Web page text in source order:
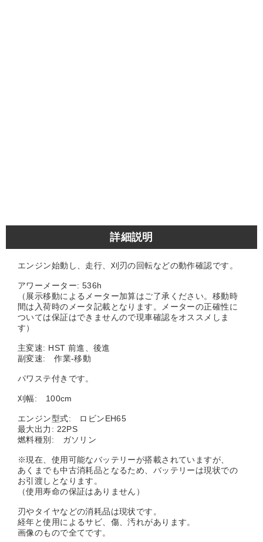
詳細説明
エンジン始動し、走行、刈刃の回転などの動作確認です。
アワーメーター: 536h
（展示移動によるメーター加算はご了承ください。移動時
間は入荷時のメータ記載となります。メーターの正確性に
ついては保証はできませんので現車確認をオススメしま
す）
主変速: HST 前進、後進
副変速: 作業-移動
パワステ付きです。
刈幅: 100cm
エンジン型式: ロビンEH65
最大出力: 22PS
燃料種別: ガソリン
※現在、使用可能なバッテリーが搭載されていますが、
あくまでも中古消耗品となるため、バッテリーは現状での
お引渡しとなります。
（使用寿命の保証はありません）
刃やタイヤなどの消耗品は現状です。
経年と使用によるサビ、傷、汚れがあります。
画像のもので全てです。